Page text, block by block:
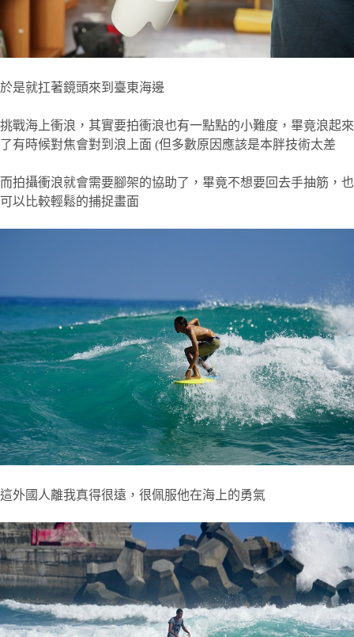
於是就扛著鏡頭來到臺東海邊
挑戰海上衝浪，其實要拍衝浪也有一點點的小難度，畢竟浪起來
了有時候對焦會對到浪上面 (但多數原因應該是本胖技術太差
而拍攝衝浪就會需要腳架的協助了，畢竟不想要回去手抽筋，也
可以比較輕鬆的捕捉畫面
這外國人離我真得很遠，很佩服他在海上的勇氣